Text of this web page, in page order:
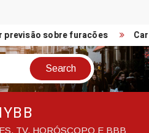
sobre furacões
TV, HORÓSCOPO E BBB